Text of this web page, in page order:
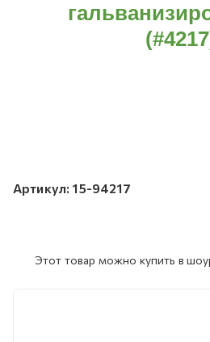
Артикул: 15-94217
Этот товар можно купить в